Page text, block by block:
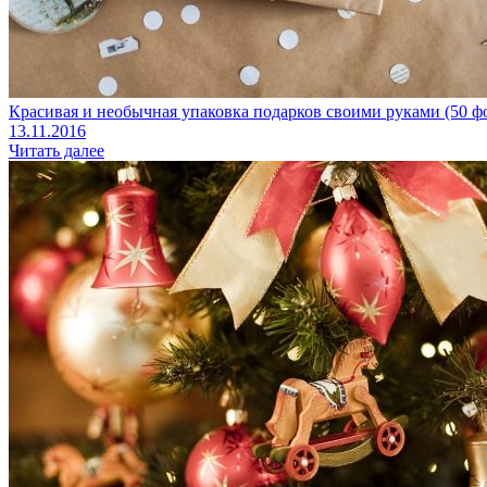
Красивая и необычная упаковка подарков своими руками (50
13.11.2016
Читать далее